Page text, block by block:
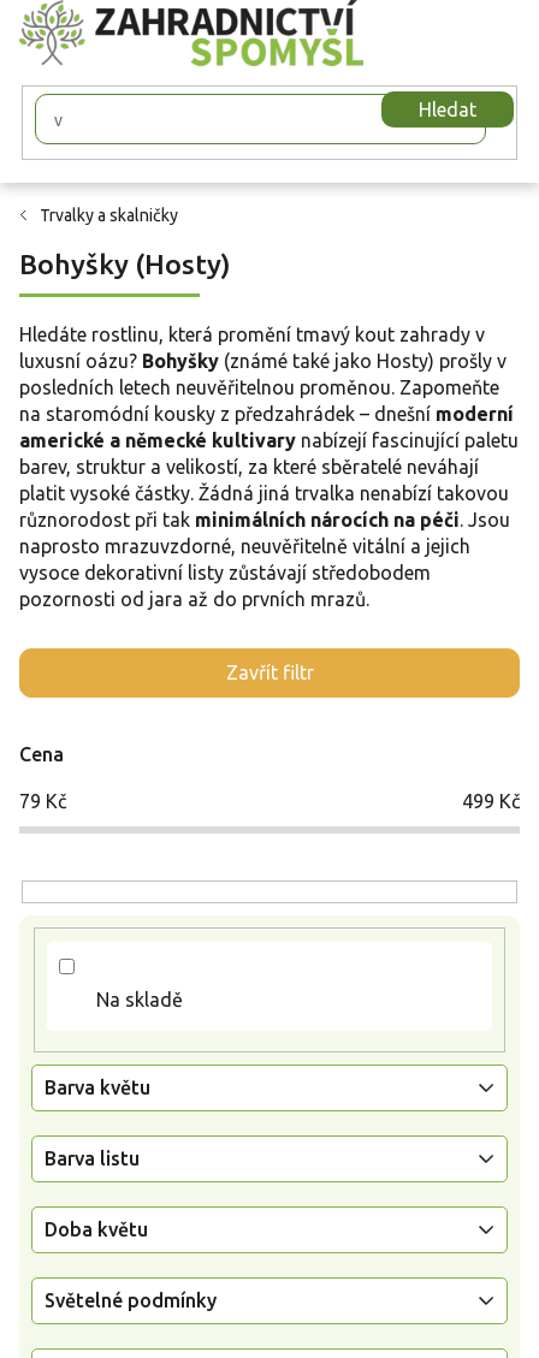
Přejít
na
obsah
Hledat
Trvalky a skalničky
Bohyšky (Hosty)
Hledáte rostlinu, která promění tmavý kout zahrady v
luxusní oázu? Bohyšky (známé také jako Hosty) prošly v
posledních letech neuvěřitelnou proměnou. Zapomeňte
na staromódní kousky z předzahrádek – dnešní moderní
americké a německé kultivary nabízejí fascinující paletu
barev, struktur a velikostí, za které sběratelé neváhají
platit vysoké částky. Žádná jiná trvalka nenabízí takovou
různorodost při tak minimálních nárocích na péči . Jsou
naprosto mrazuvzdorné, neuvěřitelně vitální a jejich
vysoce dekorativní listy zůstávají středobodem
pozornosti od jara až do prvních mrazů.
Zavřít filtr
Cena
79 Kč 499 Kč
Na skladě
Barva květu
Barva listu
Doba květu
Světelné podmínky
V
ý
s
p
u